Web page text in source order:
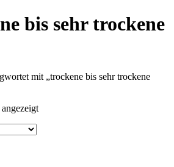
bis sehr trockene
mit „trockene bis sehr trockene